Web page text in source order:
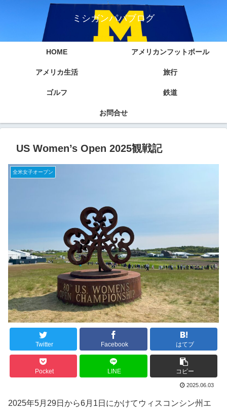
ミシガンパパブログ
HOME アメリカンフットボール
アメリカ生活 旅行
ゴルフ 鉄道
お問合せ
US Women’s Open 2025観戦記
全米女子オープン
Twitter Facebook はてブ
Pocket LINE コピー
2025.06.03
2025年5月29日から6月1日にかけてウィスコンシン州エ